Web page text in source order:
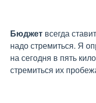
Бюджет всегда
надо стремиться. Я
на сегодня в пять
стремиться их